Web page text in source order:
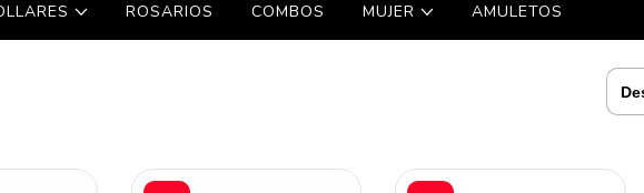
ROSARIOS COMBOS MUJER AMULETOS